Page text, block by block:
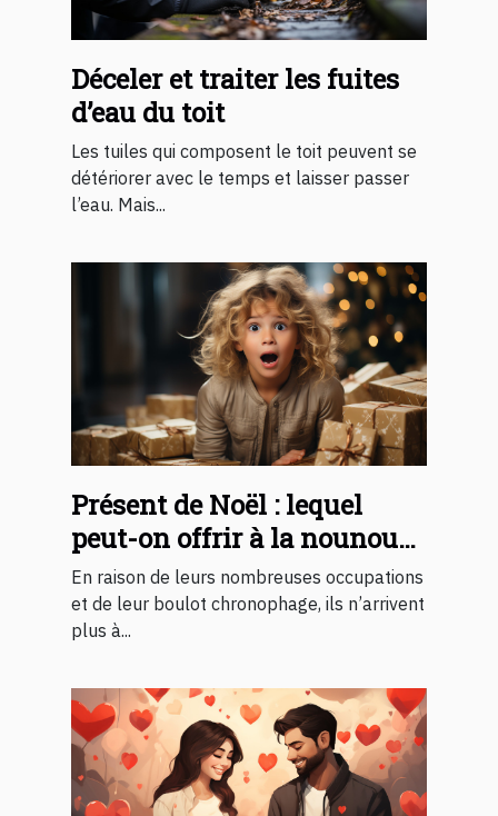
Déceler et traiter les fuites
d’eau du toit
Les tuiles qui composent le toit peuvent se
détériorer avec le temps et laisser passer
l’eau. Mais...
Présent de Noël : lequel
peut-on offrir à la nounou
de son enfant ?
En raison de leurs nombreuses occupations
et de leur boulot chronophage, ils n’arrivent
plus à...